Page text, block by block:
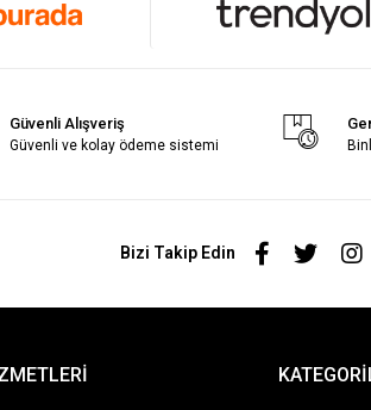
Güvenli Alışveriş
Güvenli ve kolay ödeme sistemi
Bizi Takip Edin